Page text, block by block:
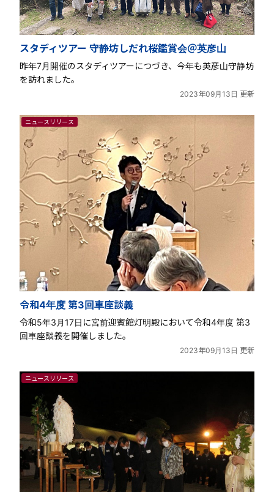
スタディツアー 守静坊しだれ桜鑑賞会＠英彦山
昨年7月開催のスタディツアーにつづき、今年も英彦山守静坊
を訪れました。
2023年09月13日 更新
ニュースリリース
令和4年度 第3回車座談義
令和5年3月17日に宮前迎賓館灯明殿において令和4年度 第3
回車座談義を開催しました。
2023年09月13日 更新
ニュースリリース